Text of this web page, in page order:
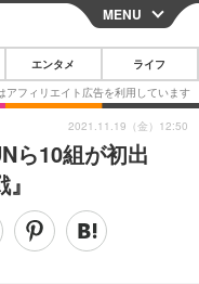
CLOSE
スマートフォン
その他
映画・ドラマ
MENU
エンタメ ライフ
ら10組が初出
2021.11.19（金）12:50